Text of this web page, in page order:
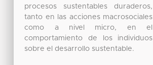
procesos sustentables duraderos,
tanto en las acciones macrosociales
como a nivel micro, en el
comportamiento de los individuos
sobre el desarrollo sustentable.